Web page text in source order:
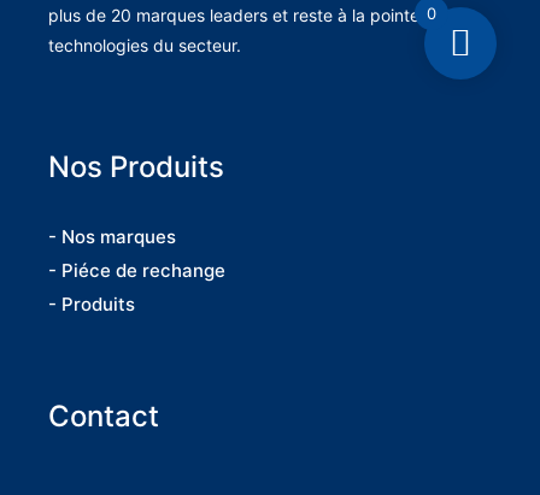
plus de 20 marques leaders et reste à la pointe des
technologies du secteur.
Nos Produits
- Nos marques
- Piéce de rechange
- Produits
Contact
0